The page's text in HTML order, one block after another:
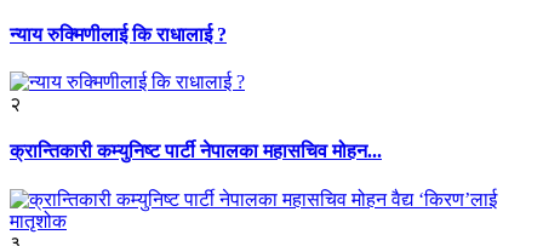
न्याय रुक्मिणीलाई कि राधालाई ?
२
क्रान्तिकारी कम्युनिष्ट पार्टी नेपालका महासचिव मोहन...